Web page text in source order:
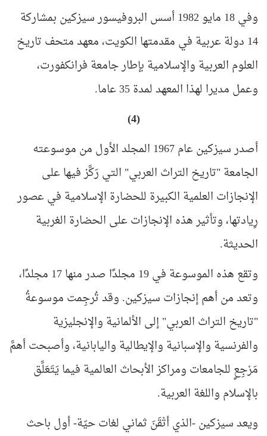
وفي 18 مايو 1982 أسس البروفيسور سيزكين بمشاركة
14 دولة عربية في مقدمتها الكويت، معهد متحف تاريخ
العلوم العربية والإسلامية بإطار جامعة فرانكفورت،
وعمل مديرا لهذا المعهد لمدة 35 عاما
.
(4)
أصدر سيزكين عام 1967 المجلد الأول من موسوعته
الجامعة "تاريخ التراث العربي" التي رَكَّز فيها على
الإنجازات العلمية الكبيرة للحضارة الإسلامية في عصور
رِيادتها، وتأثير هذه الإنجازات على الحضارة الغربية
الحديثة.
وتقع هذه الموسوعة في 19 مجلدًا صدر منها 17 مجلدًا،
وتعد من أهم إنجازات سيزكين. وقد تُرجِمت موسوعةُ
"تاريخ التراث العربي" إلى الألمانية والإنجليزية
والفرنسية والإسبانية والإيطالية واليابانية، وأصبحت أهمَّ
مَرْجِعٍ للجامعات ومراكز الأبحاث العالمية فيما يَتَعَلَّق
بالإسلام واللغة العربية.
ويعد سيزكين -الذي أتْقَنَ ثماني لغات حيّة- أول باحث